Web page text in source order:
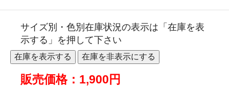
サイズ別・色別在庫状況の表示は「在庫を表
示する」を押して下さい
販売価格：1,900円